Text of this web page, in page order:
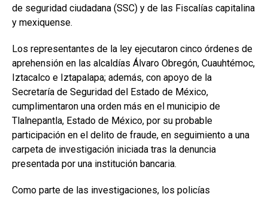
de seguridad ciudadana (SSC) y de las Fiscalías capitalina
y mexiquense.
Los representantes de la ley ejecutaron cinco órdenes de
aprehensión en las alcaldías Álvaro Obregón, Cuauhtémoc,
Iztacalco e Iztapalapa; además, con apoyo de la
Secretaría de Seguridad del Estado de México,
cumplimentaron una orden más en el municipio de
Tlalnepantla, Estado de México, por su probable
participación en el delito de fraude, en seguimiento a una
carpeta de investigación iniciada tras la denuncia
presentada por una institución bancaria.
Como parte de las investigaciones, los policías